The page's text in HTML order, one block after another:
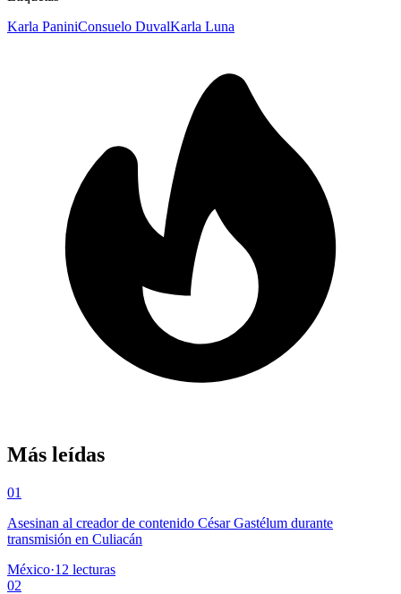
Karla PaniniConsuelo DuvalKarla Luna
Más leídas
01
Asesinan al creador de contenido César Gastélum durante
transmisión en Culiacán
México·12 lecturas
02